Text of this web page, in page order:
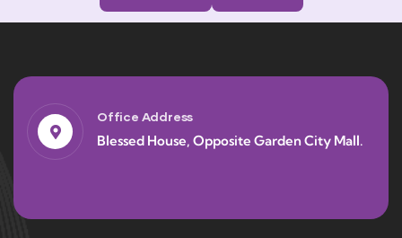
Office Address
Blessed House, Opposite Garden City Mall.